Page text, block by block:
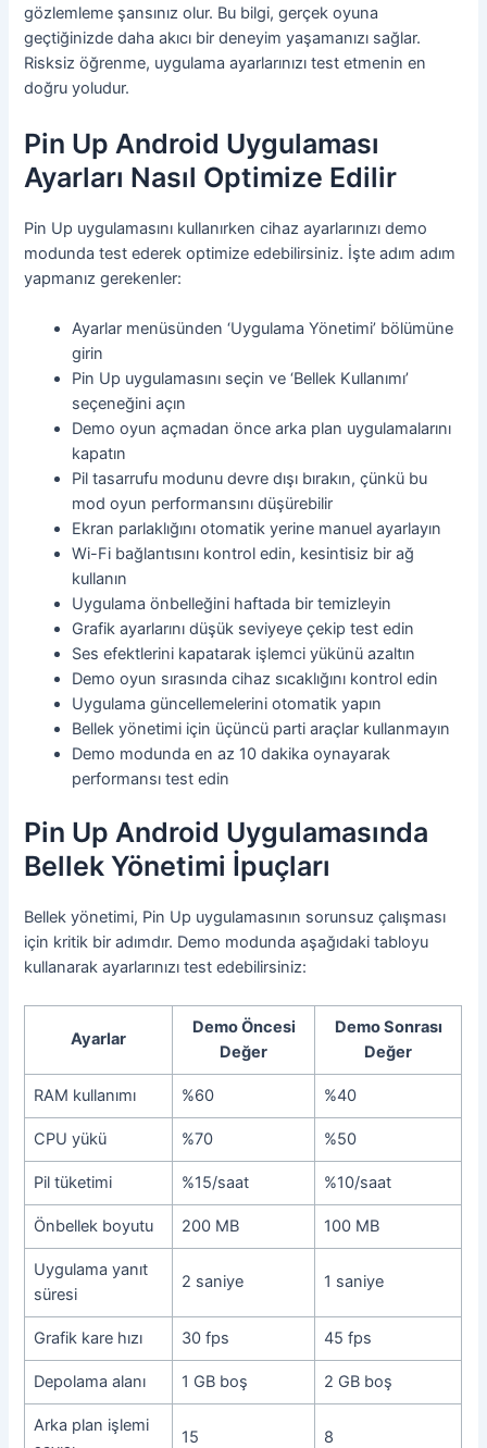
gözlemleme şansınız olur. Bu bilgi, gerçek oyuna
geçtiğinizde daha akıcı bir deneyim yaşamanızı sağlar.
Risksiz öğrenme, uygulama ayarlarınızı test etmenin en
doğru yoludur.
Pin Up Android Uygulaması
Ayarları Nasıl Optimize Edilir
Pin Up uygulamasını kullanırken cihaz ayarlarınızı demo
modunda test ederek optimize edebilirsiniz. İşte adım adım
yapmanız gerekenler:
Ayarlar menüsünden ‘Uygulama Yönetimi’ bölümüne
girin
Pin Up uygulamasını seçin ve ‘Bellek Kullanımı’
seçeneğini açın
Demo oyun açmadan önce arka plan uygulamalarını
kapatın
Pil tasarrufu modunu devre dışı bırakın, çünkü bu
mod oyun performansını düşürebilir
Ekran parlaklığını otomatik yerine manuel ayarlayın
Wi-Fi bağlantısını kontrol edin, kesintisiz bir ağ
kullanın
Uygulama önbelleğini haftada bir temizleyin
Grafik ayarlarını düşük seviyeye çekip test edin
Ses efektlerini kapatarak işlemci yükünü azaltın
Demo oyun sırasında cihaz sıcaklığını kontrol edin
Uygulama güncellemelerini otomatik yapın
Bellek yönetimi için üçüncü parti araçlar kullanmayın
Demo modunda en az 10 dakika oynayarak
performansı test edin
Pin Up Android Uygulamasında
Bellek Yönetimi İpuçları
Bellek yönetimi, Pin Up uygulamasının sorunsuz çalışması
için kritik bir adımdır. Demo modunda aşağıdaki tabloyu
kullanarak ayarlarınızı test edebilirsiniz:
Ayarlar
Demo Öncesi
Değer
Demo Sonrası
Değer
RAM kullanımı %60 %40
CPU yükü %70 %50
Pil tüketimi %15/saat %10/saat
Önbellek boyutu 200 MB 100 MB
Uygulama yanıt
süresi
2 saniye 1 saniye
Grafik kare hızı 30 fps 45 fps
Depolama alanı 1 GB boş 2 GB boş
Arka plan işlemi
15 8